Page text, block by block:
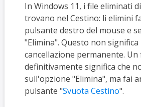
In Windows 11, i file eliminati
trovano nel Cestino: li elimini
pulsante destro del mouse e
"Elimina". Questo non significa
cancellazione permanente.
definitivamente significa che
sull'opzione "Elimina", ma fai
pulsante "Svuota Cestino".